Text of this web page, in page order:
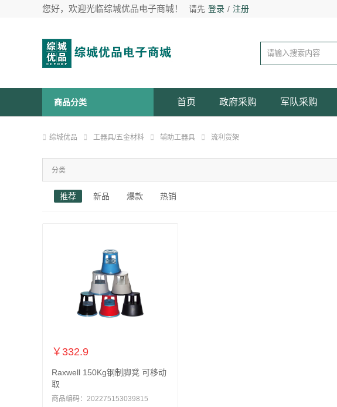
您好，欢迎光临综城优品电子商城！ 请先 登录 / 注册
商品分类 首页 政府采购 军队采购
综城优品 工器具/五金材料 辅助工器具 流利货架
分类
推荐 新品 爆款 热销
￥332.9
Raxwell 150Kg钢制脚凳 可移动
取
商品编码：202275153039815